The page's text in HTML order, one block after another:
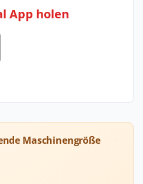
App holen
Maschinengröße